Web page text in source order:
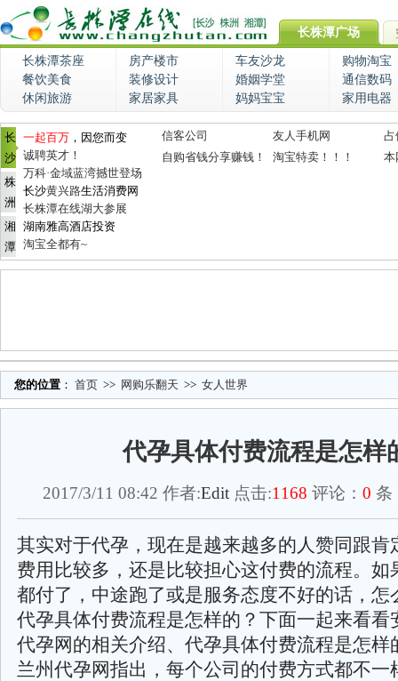
长株潭广场
长株潭茶座 房产楼市 车友沙龙
购物淘宝
餐饮美食
装修设计 婚姻学堂
通信数码
休闲旅游
家居家具 妈妈宝宝 家用电器
长
沙
株
洲
湘
潭
一起百万 ，因您而变
诚聘英才！
万科·金域蓝湾撼世登场
长沙黄兴路生活消费网
长株潭在线湖大参展
湖南雅高酒店投资
淘宝全都有~
信客公司 友人手机网
占
自购省钱分享赚钱！
淘宝特卖！！！ 本
您的位置 ： 首页 >> 网购乐翻天 >> 女人世界
代孕具体付费流程是怎样
2017/3/11 08:42 作者:Edit 点击:1168 评论： 0 条
其实对于代孕，现在是越来越多的人赞同跟肯
费用比较多，还是比较担心这付费的流程。如
都付了，中途跑了或是服务态度不好的话，怎
代孕具体付费流程是怎样的？下面一起来看看
代孕网的相关介绍、代孕具体付费流程是怎样
兰州代孕网指出，每个公司的付费方式都不一